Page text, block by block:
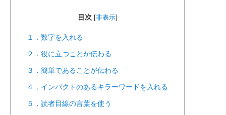
目次 [非表示]
１．数字を入れる
２．役に立つことが伝わる
３．簡単であることが伝わる
４．インパクトのあるキラーワードを入れる
５．読者目線の言葉を使う